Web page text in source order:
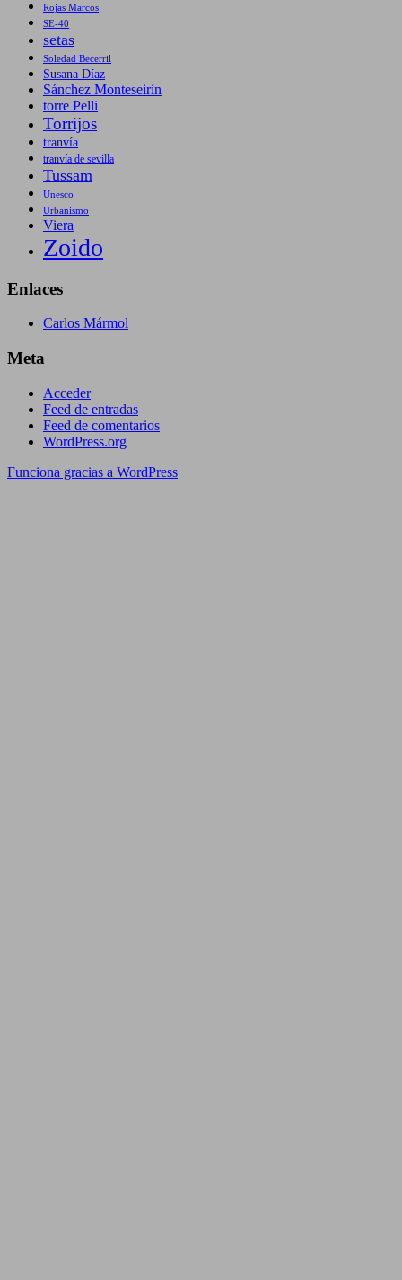
Rojas Marcos
SE-40
setas
Soledad Becerril
Susana Díaz
Sánchez Monteseirín
torre Pelli
Torrijos
tranvía
tranvía de sevilla
Tussam
Unesco
Urbanismo
Viera
Zoido
Enlaces
Carlos Mármol
Meta
Acceder
Feed de entradas
Feed de comentarios
WordPress.org
Funciona gracias a WordPress